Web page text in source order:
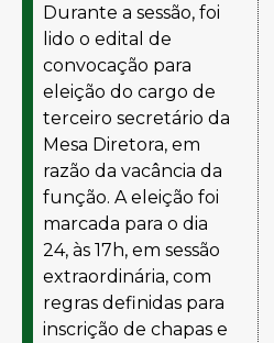
Durante a sessão, foi
lido o edital de
convocação para
eleição do cargo de
terceiro secretário da
Mesa Diretora, em
razão da vacância da
função. A eleição foi
marcada para o dia
24, às 17h, em sessão
extraordinária, com
regras definidas para
inscrição de chapas e